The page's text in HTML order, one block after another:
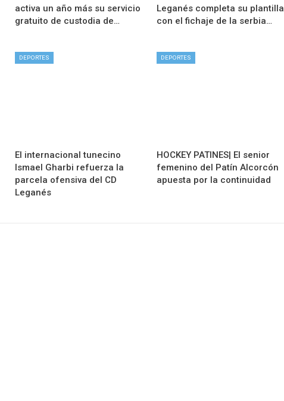
activa un año más su servicio
gratuito de custodia de…
Leganés completa su plantilla
con el fichaje de la serbia…
DEPORTES
El internacional tunecino
Ismael Gharbi refuerza la
parcela ofensiva del CD
Leganés
DEPORTES
HOCKEY PATINES| El senior
femenino del Patín Alcorcón
apuesta por la continuidad